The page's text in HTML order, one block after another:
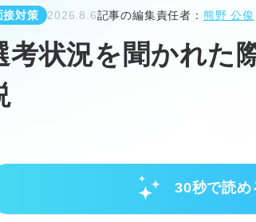
接対策 2026.8.6記事の編集責任者： 熊野 公俊
考状況を聞かれた
30秒で読
プロが解説！企業が選考状況を聞く